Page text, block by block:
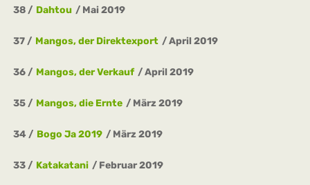
38 Dahtou Mai 2019
37 Mangos, der Direktexport April 2019
36 Mangos, der Verkauf April 2019
35 Mangos, die Ernte März 2019
34 Bogo Ja 2019 März 2019
33 Katakatani Februar 2019